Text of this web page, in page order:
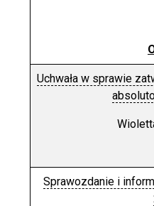
Uchwała w sprawie
Sprawozdanie i